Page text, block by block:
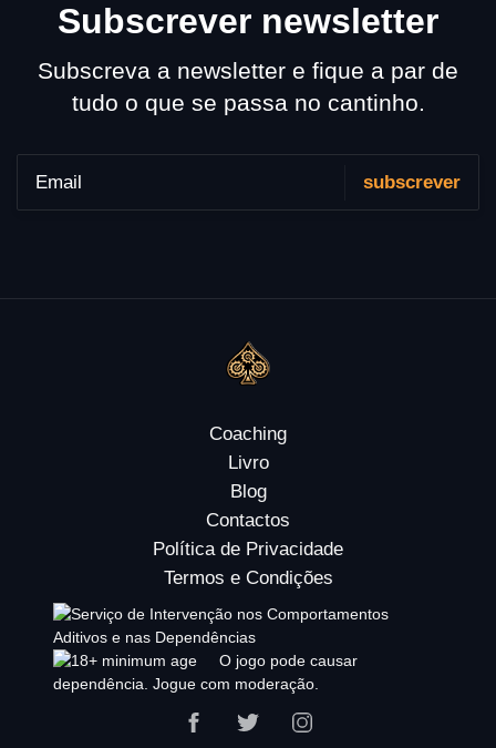
Subscrever newsletter
Subscreva a newsletter e fique a par de
tudo o que se passa no cantinho.
Coaching
Livro
Blog
Contactos
Política de Privacidade
Termos e Condições
O jogo pode causar
dependência. Jogue com moderação.